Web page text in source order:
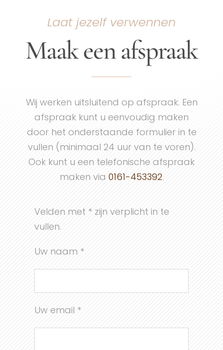
Laat jezelf verwennen
Maak een afspraak
Wij werken uitsluitend op afspraak. Een
afspraak kunt u eenvoudig maken
door het onderstaande formulier in te
vullen (minimaal 24 uur van te voren).
Ook kunt u een telefonische afspraak
maken via 0161-453392.
Velden met * zijn verplicht in te
vullen.
Uw naam *
Uw email *